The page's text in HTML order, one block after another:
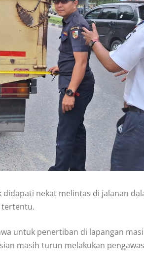
nekat melintas di jalanan
tertentu.
untuk penertiban di lapangan
masih turun melakukan